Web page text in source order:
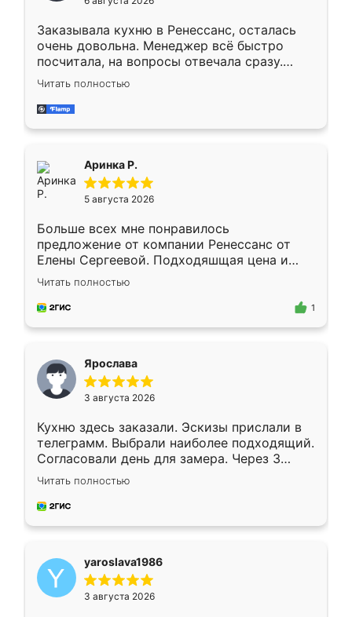
мебели буду заказывать только здесь.
Заказывала кухню в Ренессанс, осталась
очень довольна. Менеджер всё быстро
посчитала, на вопросы отвечала сразу.
Замерщик приехал в субботу, подошёл к
делу со всей ответственностью. Собрали
за день, ребята работали аккуратно, даже
Читать полностью
Аринка Р.
5 августа 2026
Больше всех мне понравилось
предложение от компании Ренессанс от
Елены Сергеевой. Подходяшщая цена и
короткие сроки изготовления. Приехавший
для замера сотрудник Владислав
предложил по моему эскизу самый
Читать полностью
1
Ярослава
3 августа 2026
Кухню здесь заказали. Эскизы прислали в
телеграмм. Выбрали наиболее подходящий.
Согласовали день для замера. Через 3
недели кухня была уже готова. Остались
довольны работой. Спасибо Ренессанс
мебель за качественную работу!
Читать полностью
yaroslava1986
3 августа 2026